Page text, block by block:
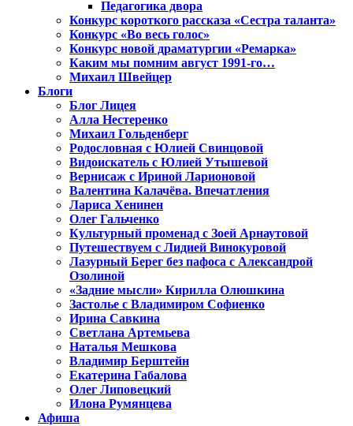
Педагогика двора
Конкурс короткого рассказа «Сестра таланта»
Конкурс «Во весь голос»
Конкурс новой драматургии «Ремарка»
Каким мы помним август 1991-го…
Михаил Швейцер
Блоги
Блог Лицея
Алла Нестеренко
Михаил Гольденберг
Родословная с Юлией Свинцовой
Видоискатель с Юлией Утышевой
Вернисаж с Ириной Ларионовой
Валентина Калачёва. Впечатления
Лариса Хенинен
Олег Гальченко
Культурный променад с Зоей Арнаутовой
Путешествуем с Лидией Винокуровой
Лазурный Берег без пафоса с Александрой
Озолиной
«Задние мысли» Кирилла Олюшкина
Застолье с Владимиром Софиенко
Ирина Савкина
Светлана Артемьева
Наталья Мешкова
Владимир Берштейн
Екатерина Габалова
Олег Липовецкий
Илона Румянцева
Афиша